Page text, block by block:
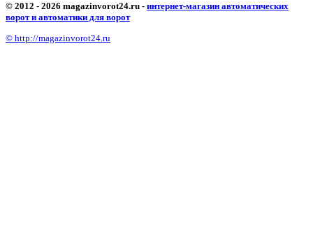
© 2012 - 2026 magazinvorot24.ru - интернет-магазин автоматических
ворот и автоматики для ворот
© http://magazinvorot24.ru